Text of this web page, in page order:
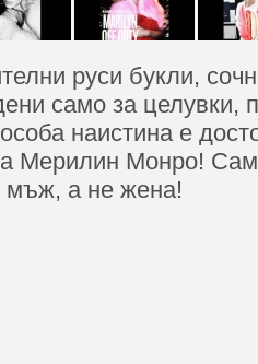
руси букли,
само за целувки,
наистина е
Мерилин Монро!
мъж, а не жена!